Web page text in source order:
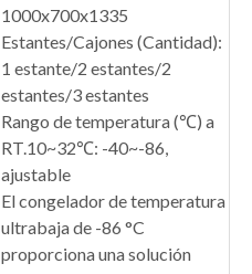
1000x700x1335
Estantes/Cajones (Cantidad):
1 estante/2 estantes/2
estantes/3 estantes
Rango de temperatura (℃) a
RT.10~32℃: -40~-86,
ajustable
El congelador de temperatura
ultrabaja de -86 °C
proporciona una solución